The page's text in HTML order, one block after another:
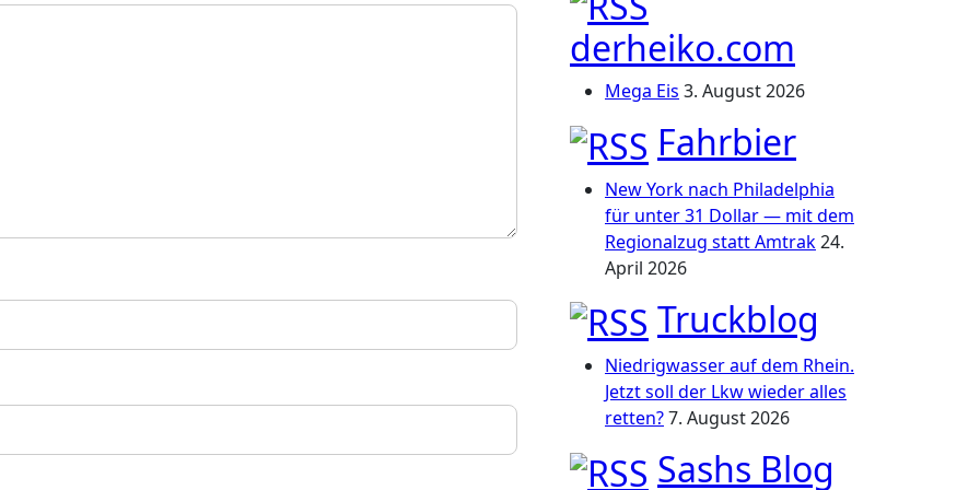
derheiko.com
Mega Eis 3. August 2026
Fahrbier
New York nach Philadelphia
für unter 31 Dollar — mit dem
Regionalzug statt Amtrak24.
April 2026
Truckblog
Niedrigwasser auf dem Rhein.
Jetzt soll der Lkw wieder alles
retten?7. August 2026
Sashs Blog